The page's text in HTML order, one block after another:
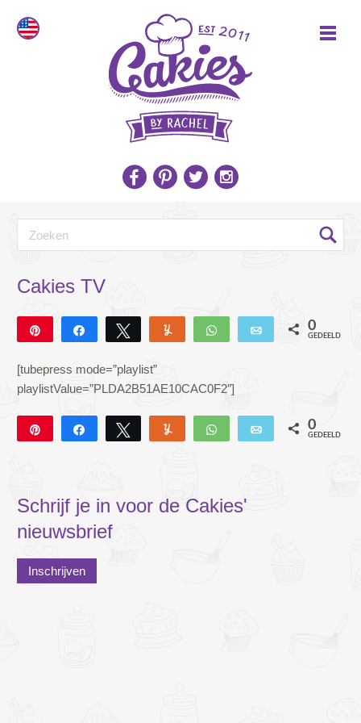
Cakies TV
Deel Tweet Yum WhatsApp E-mail 0
GEDEELD
[tubepress mode=”playlist”
playlistValue=”PLDA2B51AE10CAC0F2″]
Deel Tweet Yum WhatsApp E-mail 0
GEDEELD
Schrijf je in voor de Cakies'
nieuwsbrief
Inschrijven